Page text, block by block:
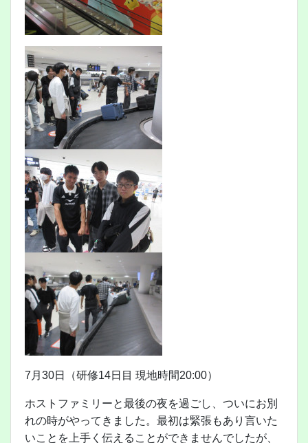
7月30日（研修14日目 現地時間20:00）
ホストファミリーと最後の夜を過ごし、ついにお別
れの時がやってきました。最初は緊張もあり言いた
いことを上手く伝えることができませんでしたが、